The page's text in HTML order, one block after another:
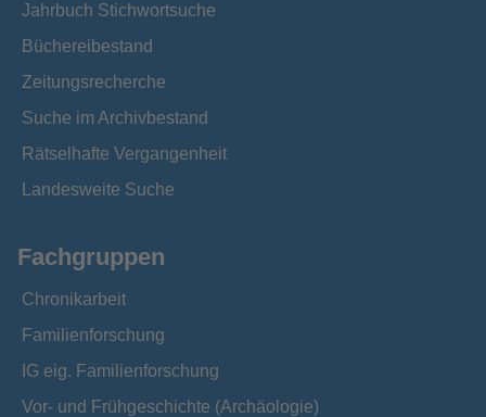
Jahrbuch Stichwortsuche
Büchereibestand
Zeitungsrecherche
Suche im Archivbestand
Rätselhafte Vergangenheit
Landesweite Suche
Fachgruppen
Chronikarbeit
Familienforschung
IG eig. Familienforschung
Vor- und Frühgeschichte (Archäologie)